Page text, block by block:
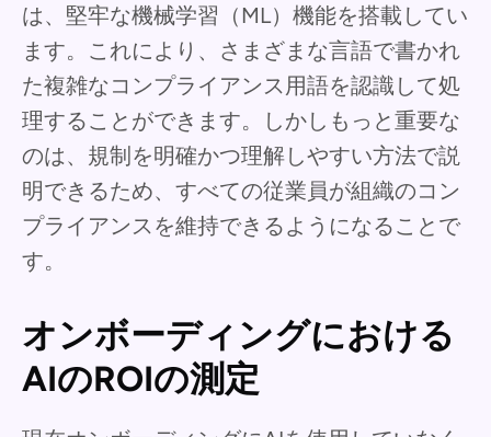
は、堅牢な機械学習（ML）機能を搭載してい
ます。これにより、さまざまな言語で書かれ
た複雑なコンプライアンス用語を認識して処
理することができます。しかしもっと重要な
のは、規制を明確かつ理解しやすい方法で説
明できるため、すべての従業員が組織のコン
プライアンスを維持できるようになることで
す。
オンボーディングにおける
AIのROIの測定